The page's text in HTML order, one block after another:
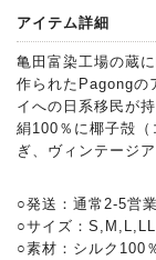
アイテム詳細
亀田富染工場の蔵
作られたPagongの
イへの日系移民が
絹100％に椰子殻
ぎ、ヴィンテージ
○発送：通常2-5営
○サイズ：
○素材：シルク100